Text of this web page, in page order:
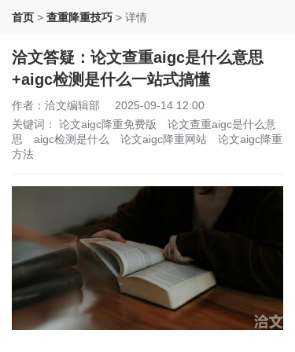
首页 > 查重降重技巧 > 详情
洽文答疑：论文查重aigc是什么意思
+aigc检测是什么一站式搞懂
作者：洽文编辑部
2025-09-14 12:00
关键词： 论文aigc降重免费版
论文查重aigc是什么意
思
aigc检测是什么 论文aigc降重网站
论文aigc降重
方法